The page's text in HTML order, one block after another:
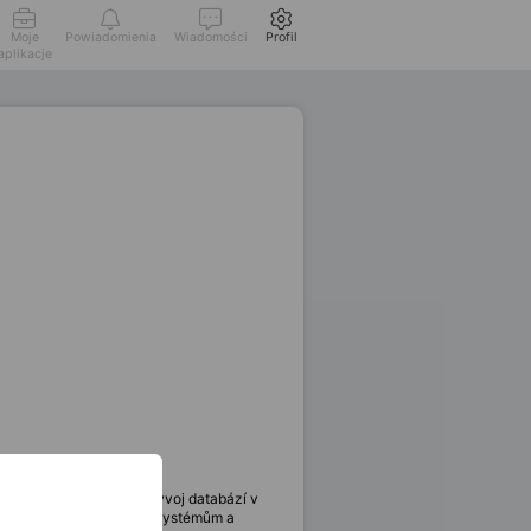
Moje
aplikacje
Powiadomienia Wiadomości Profil
). Vaše práce zahrnuje vývoj databází v
komplexním systémům a